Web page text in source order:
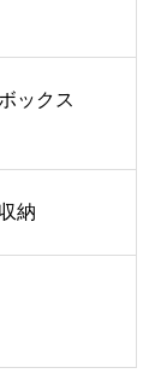
ックス
納